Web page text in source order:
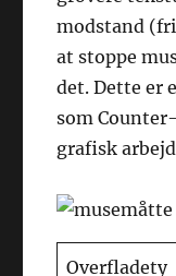
modstand
at stoppe
det. Dette er
som
grafisk
Overfladety